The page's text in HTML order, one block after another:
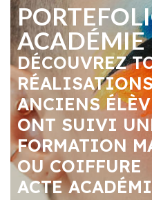
ACADÉMIE
DÉCOUVREZ
ANCIENS
ONT SUIVI
FORMATION
OU COIFFURE
ACTE